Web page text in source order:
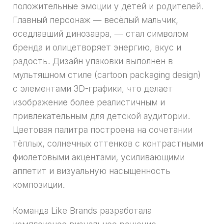
положительные эмоции у детей и родителей.
Главный персонаж — весёлый мальчик,
оседлавший динозавра, — стал символом
бренда и олицетворяет энергию, вкус и
радость. Дизайн упаковки выполнен в
мультяшном стиле (cartoon packaging design)
с элементами 3D-графики, что делает
изображение более реалистичным и
привлекательным для детской аудитории.
Цветовая палитра построена на сочетании
тёплых, солнечных оттенков с контрастными
фиолетовыми акцентами, усиливающими
аппетит и визуальную насыщенность
композиции.
Команда Like Brands разработала